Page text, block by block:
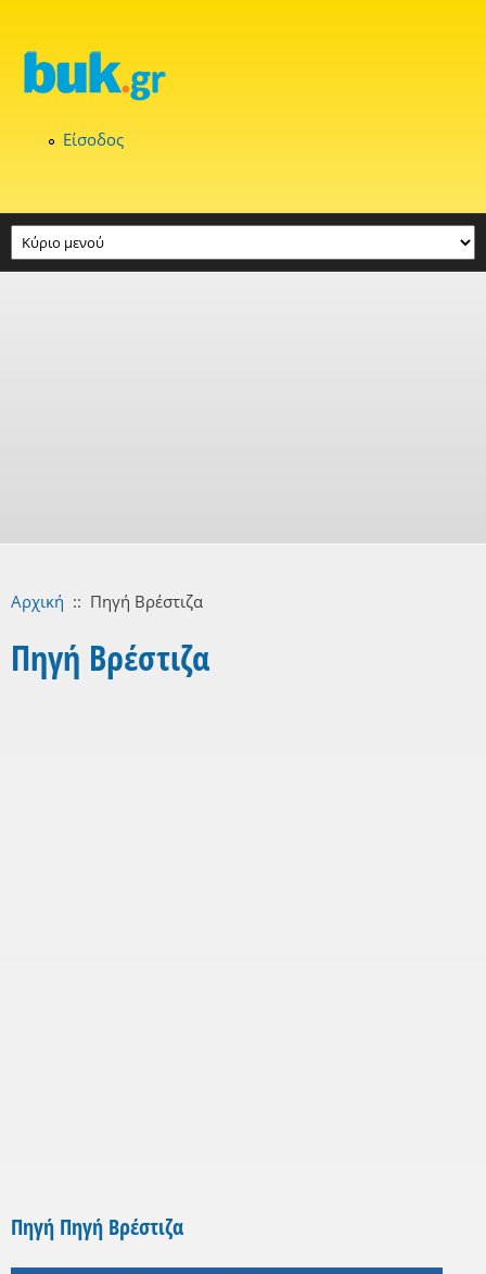
Είσοδος
Αρχική :: Πηγή Βρέστιζα
Πηγή Βρέστιζα
Πηγή Πηγή Βρέστιζα